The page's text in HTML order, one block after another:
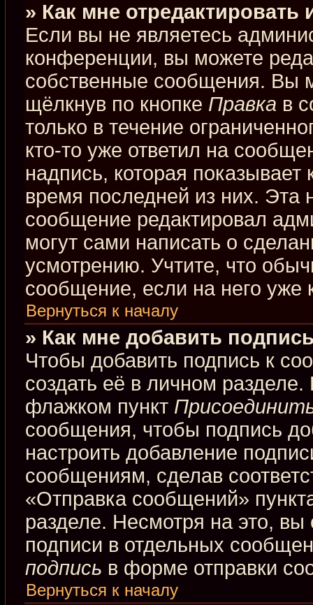
» Как мне
Если вы не являетесь
конференции, вы можете
собственные сообщения. Вы
щёлкнув по кнопке Правка в
только в течение
кто-то уже ответил на
надпись, которая показывает
время последней из них. Эта
сообщение редактировал
могут сами написать о
усмотрению. Учтите, что
сообщение, если на него уже
Вернуться к началу
» Как мне добавить
Чтобы добавить подпись к
создать её в личном
флажком пункт
сообщения, чтобы подпись
настроить добавление
сообщениям, сделав
«Отправка сообщений»
разделе. Несмотря на это,
подписи в отдельных
подпись в форме отправки
Вернуться к началу